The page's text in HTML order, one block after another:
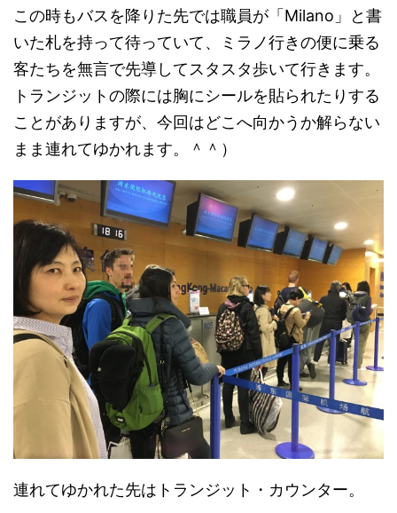
この時もバスを降りた先では職員が「Milano」と書
いた札を持って待っていて、ミラノ行きの便に乗る
客たちを無言で先導してスタスタ歩いて行きます。
トランジットの際には胸にシールを貼られたりする
ことがありますが、今回はどこへ向かうか解らない
まま連れてゆかれます。＾＾）
連れてゆかれた先はトランジット・カウンター。